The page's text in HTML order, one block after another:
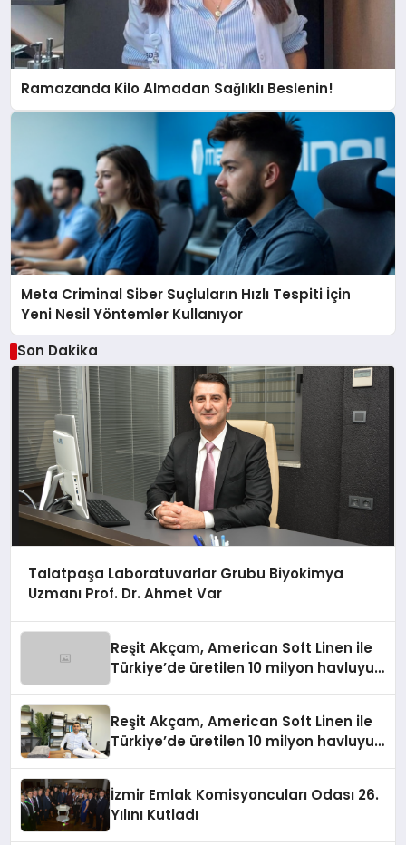
Ramazanda Kilo Almadan Sağlıklı Beslenin!
Meta Criminal Siber Suçluların Hızlı Tespiti İçin
Yeni Nesil Yöntemler Kullanıyor
Son Dakika
Talatpaşa Laboratuvarlar Grubu Biyokimya
Uzmanı Prof. Dr. Ahmet Var
Reşit Akçam, American Soft Linen ile
Türkiye’de üretilen 10 milyon havluyu
Reşit Akçam, American Soft Linen ile
Türkiye’de üretilen 10 milyon havluyu
İzmir Emlak Komisyoncuları Odası 26.
Yılını Kutladı